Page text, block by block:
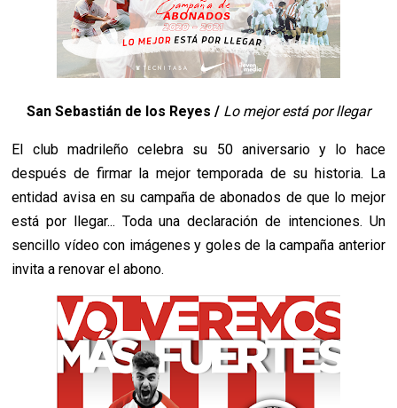
San Sebastián de los Reyes / Lo mejor está por llegar
El club madrileño celebra su 50 aniversario y lo hace
después de firmar la mejor temporada de su historia. La
entidad avisa en su campaña de abonados de que lo mejor
está por llegar... Toda una declaración de intenciones. Un
sencillo vídeo con imágenes y goles de la campaña anterior
invita a renovar el abono.